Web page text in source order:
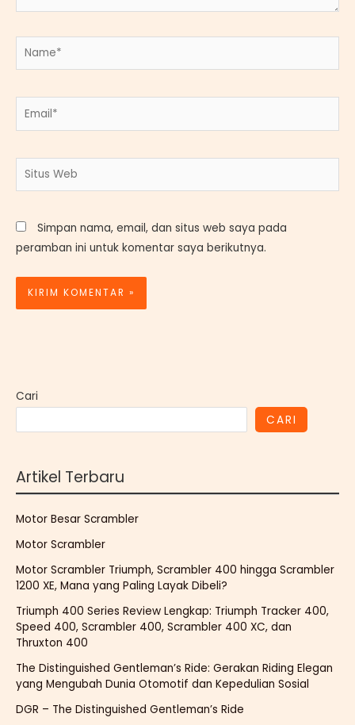
Name*
Email*
Situs
Web
Simpan nama, email, dan situs web saya pada
peramban ini untuk komentar saya berikutnya.
Cari
CARI
Artikel Terbaru
Motor Besar Scrambler
Motor Scrambler
Motor Scrambler Triumph, Scrambler 400 hingga Scrambler
1200 XE, Mana yang Paling Layak Dibeli?
Triumph 400 Series Review Lengkap: Triumph Tracker 400,
Speed 400, Scrambler 400, Scrambler 400 XC, dan
Thruxton 400
The Distinguished Gentleman’s Ride: Gerakan Riding Elegan
yang Mengubah Dunia Otomotif dan Kepedulian Sosial
DGR – The Distinguished Gentleman’s Ride